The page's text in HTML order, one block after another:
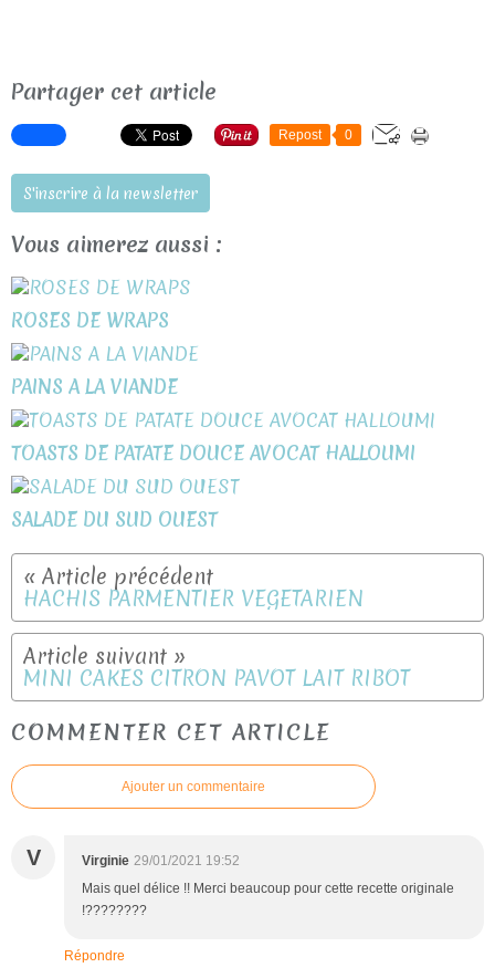
Partager cet article
Repost 0
S'inscrire à la newsletter
Vous aimerez aussi :
ROSES DE WRAPS
PAINS A LA VIANDE
TOASTS DE PATATE DOUCE AVOCAT HALLOUMI
SALADE DU SUD OUEST
HACHIS PARMENTIER VEGETARIEN
MINI CAKES CITRON PAVOT LAIT RIBOT
COMMENTER CET ARTICLE
Ajouter un commentaire
V Virginie 29/01/2021 19:52
Mais quel délice !! Merci beaucoup pour cette recette originale
!????????
Répondre